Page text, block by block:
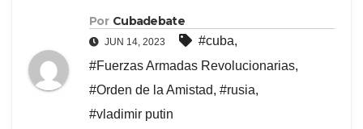
Por Cubadebate
JUN 14, 2023 #cuba,
#Fuerzas Armadas Revolucionarias,
#Orden de la Amistad, #rusia,
#vladimir putin